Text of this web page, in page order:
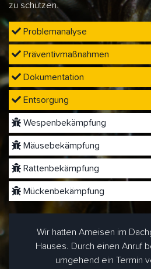
zu schützen.
Problemanalyse
Präventivmaßnahmen
Dokumentation
Entsorgung
Wespenbekämpfung
Mäusebekämpfung
Rattenbekämpfung
Mückenbekämpfung
Wir hatten Ameisen im
Hauses. Durch einen Anruf
umgehend ein Termin